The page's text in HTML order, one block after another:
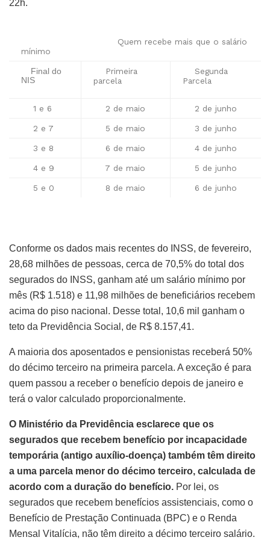
22h.
Quem recebe mais que o salário
mínimo
Final do
NIS
Primeira
parcela
Segunda
Parcela
1 e 6 2 de maio 2 de junho
2 e 7 5 de maio 3 de junho
3 e 8 6 de maio 4 de junho
4 e 9 7 de maio 5 de junho
5 e 0 8 de maio 6 de junho
Conforme os dados mais recentes do INSS, de fevereiro,
28,68 milhões de pessoas, cerca de 70,5% do total dos
segurados do INSS, ganham até um salário mínimo por
mês (R$ 1.518) e 11,98 milhões de beneficiários recebem
acima do piso nacional. Desse total, 10,6 mil ganham o
teto da Previdência Social, de R$ 8.157,41.
A maioria dos aposentados e pensionistas receberá 50%
do décimo terceiro na primeira parcela. A exceção é para
quem passou a receber o benefício depois de janeiro e
terá o valor calculado proporcionalmente.
O Ministério da Previdência esclarece que os
segurados que recebem benefício por incapacidade
temporária (antigo auxílio-doença) também têm direito
a uma parcela menor do décimo terceiro, calculada de
acordo com a duração do benefício. Por lei, os
segurados que recebem benefícios assistenciais, como o
Benefício de Prestação Continuada (BPC) e o Renda
Mensal Vitalícia, não têm direito a décimo terceiro salário.